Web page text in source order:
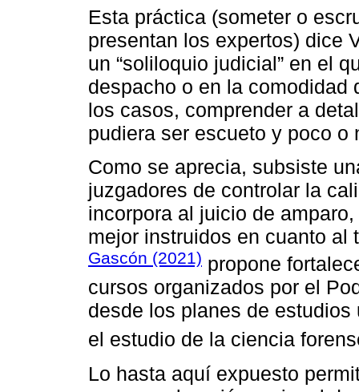
Esta práctica (someter o
presentan los expertos) dice
un “soliloquio judicial” en el
despacho o en la comodidad
los casos, comprender a
pudiera ser escueto y poco o
Como se aprecia, subsiste
juzgadores de controlar la
incorpora al juicio de
mejor instruidos en cuanto al
Gascón (2021) propone
cursos organizados por el
desde los planes de
el estudio de la ciencia
Lo hasta aquí expuesto